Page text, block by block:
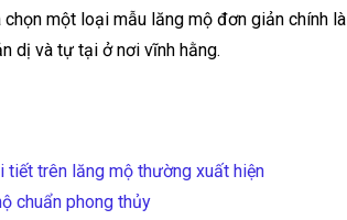
chọn một loại mẫu lăng mộ đơn giản chính
dị và tự tại ở nơi vĩnh hằng.
tiết trên lăng mộ thường xuất hiện
chuẩn phong thủy